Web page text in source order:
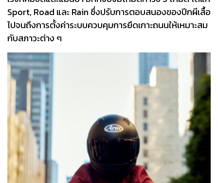
Sport, Road และ Rain ซึ่งปรับการตอบสนองของปีกผีเสื้อ
ไปจนถึงการตั้งค่าระบบควบคุมการยึดเกาะถนนให้เหมาะสม
กับสภาวะต่าง ๆ